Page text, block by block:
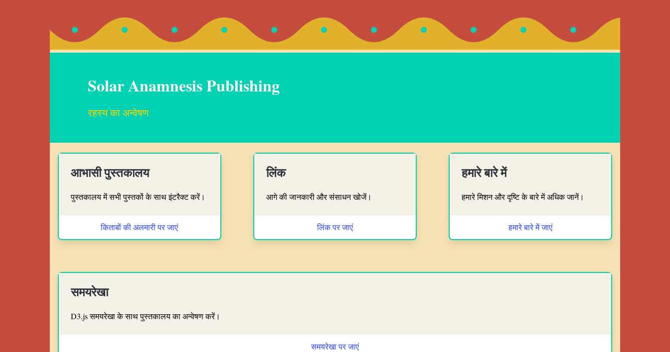
Solar Anamnesis Publishing
रहस्य का अन्वेषण
आभासी पुस्तकालय
पुस्तकालय में सभी पुस्तकों के साथ इंटरैक्ट करें।
किताबों की अलमारी पर जाएं
लिंक
आगे की जानकारी और संसाधन खोजें।
लिंक पर जाएं
हमारे बारे में
हमारे मिशन और दृष्टि के बारे में अधिक जानें।
हमारे बारे में जाएं
समयरेखा
D3.js समयरेखा के साथ पुस्तकालय का अन्वेषण करें।
समयरेखा पर जाएं